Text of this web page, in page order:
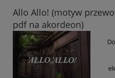
Allo Allo! (motyw
pdf na akordeon)